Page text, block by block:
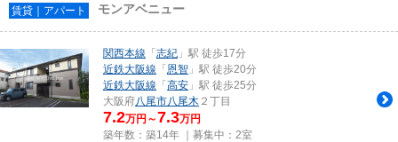
賃貸｜アパート モンアベニュー
関西本線 「志紀 」駅 徒歩17分
近鉄大阪線 「恩智 」駅 徒歩20分
近鉄大阪線 「高安 」駅 徒歩25分
大阪府八尾市八尾木 ２丁目
7.2万円～7.3万円
築年数：築14年 ｜募集中： 2室